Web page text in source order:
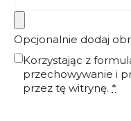
Opcjonalnie dodaj
Korzystając z
przechowywanie i
przez tę witrynę. *